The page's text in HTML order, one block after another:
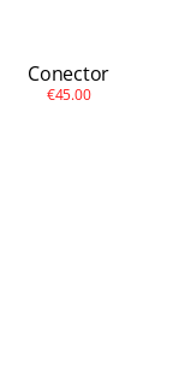
Conector
€45.00